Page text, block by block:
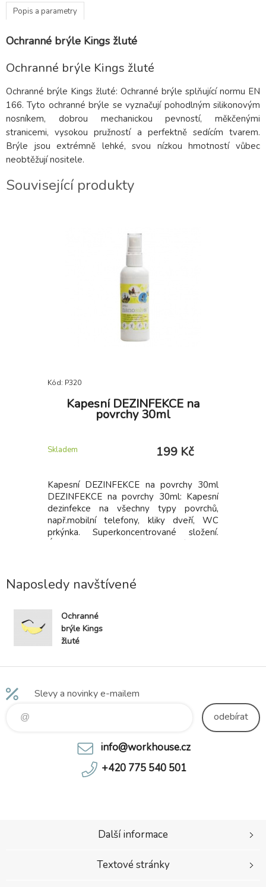
Popis a parametry
Ochranné brýle Kings žluté
Ochranné brýle Kings žluté
Ochranné brýle Kings žluté: Ochranné brýle splňující normu EN
166. Tyto ochranné brýle se vyznačují pohodlným silikonovým
nosníkem, dobrou mechanickou pevností, měkčenými
stranicemi, vysokou pružností a perfektně sedícím tvarem.
Brýle jsou extrémně lehké, svou nízkou hmotností vůbec
neobtěžují nositele.
Související produkty
Kód: P320
Kapesní DEZINFEKCE na
povrchy 30ml
Skladem 199 Kč
Kapesní DEZINFEKCE na povrchy 30ml
DEZINFEKCE na povrchy 30ml: Kapesní
dezinfekce na všechny typy povrchů,
např.mobilní telefony, kliky dveří, WC
prkýnka. Superkoncentrované složení.
Účinné antibakteriální a čisticí složky
vejde do kapsy, tašky nebo kabelky.
Naposledy navštívené
Ochranné
brýle Kings
žluté
Slevy a novinky e-mailem
odebírat
info@workhouse.cz
+420 775 540 501
Další informace
Textové stránky